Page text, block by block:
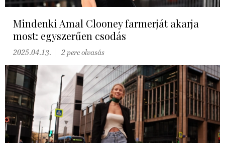
Mindenki Amal Clooney farmerját akarja
most: egyszerűen csodás
2025.04.13. 2 perc olvasás